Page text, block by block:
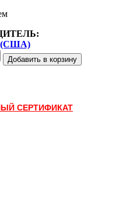
(США)
СЕРТИФИКАТ